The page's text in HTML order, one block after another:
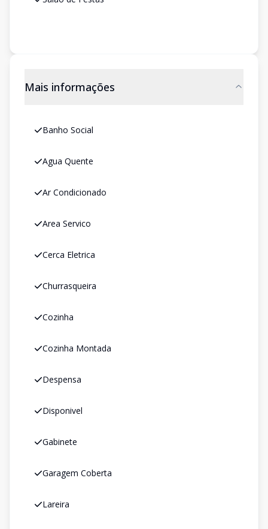
Mais informações
Banho Social
Agua Quente
Ar Condicionado
Area Servico
Cerca Eletrica
Churrasqueira
Cozinha
Cozinha Montada
Despensa
Disponivel
Gabinete
Garagem Coberta
Lareira